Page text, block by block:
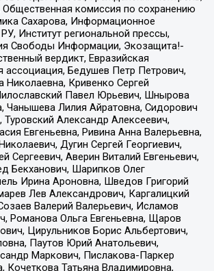
Общественная комиссия по сохранению
Сахарова, Информационное
Институт региональной прессы,
Свободы Информации, Экозащита!-
вердикт, Евразийская
ассоциация, Бедушев Петр Петрович,
Николаевна, Кривенко Сергей
Павел Юрьевич, Шнырова
Чанышева Лилия Айратовна, Сидорович
Туровский Александр Алексеевич,
Евгеньевна, Ривина Анна Валерьевна,
Дугин Сергей Георгиевич,
Сергеевич, Аверин Виталий Евгеньевич,
Бекханович, Шарипков Олег
Ирина Ароновна, Шведов Григорий
Лев Александрович, Каргалицкий
Валерий Валерьевич, Исламов
Романова Ольга Евгеньевна, Щаров
Цирульников Борис Альбертович,
Паутов Юрий Анатольевич,
Маркович, Пислакова-Паркер
Кочеткова Татьяна Владимировна,